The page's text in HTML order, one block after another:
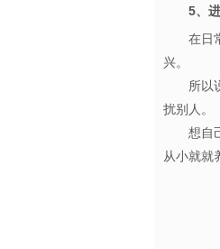
5、
在日
兴。
所以说
扰别人
想自己
从小就就